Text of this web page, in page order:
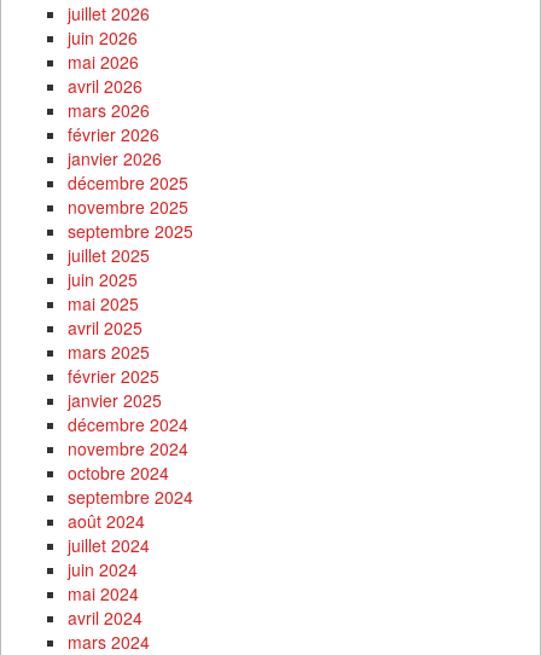
juillet 2026
juin 2026
mai 2026
avril 2026
mars 2026
février 2026
janvier 2026
décembre 2025
novembre 2025
septembre 2025
juillet 2025
juin 2025
mai 2025
avril 2025
mars 2025
février 2025
janvier 2025
décembre 2024
novembre 2024
octobre 2024
septembre 2024
août 2024
juillet 2024
juin 2024
mai 2024
avril 2024
mars 2024